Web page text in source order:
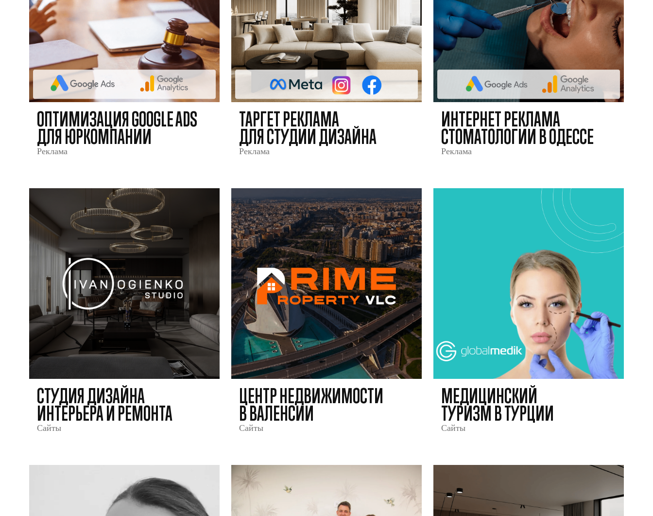
ОПТИМИЗАЦИЯ GOOGLE ADS
ДЛЯ ЮРКОМПАНИИ
Реклама
ТАРГЕТ РЕКЛАМА
ДЛЯ СТУДИИ ДИЗАЙНА
Реклама
ИНТЕРНЕТ РЕКЛАМА
СТОМАТОЛОГИИ В ОДЕССЕ
Реклама
СТУДИЯ ДИЗАЙНА
ИНТЕРЬЕРА И РЕМОНТА
Сайты
ЦЕНТР НЕДВИЖИМОСТИ
В ВАЛЕНСИИ
Сайты
МЕДИЦИНСКИЙ
ТУРИЗМ В ТУРЦИИ
Сайты